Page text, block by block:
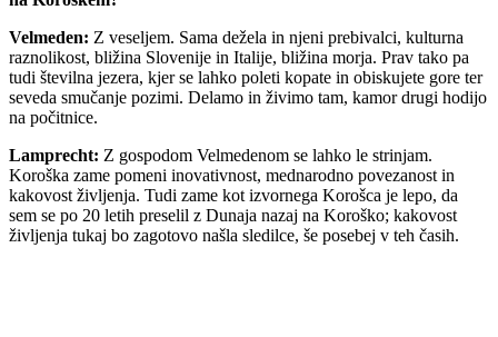
Velmeden: Z veseljem. Sama dežela in njeni prebivalci, kulturna
raznolikost, bližina Slovenije in Italije, bližina morja. Prav tako pa
tudi številna jezera, kjer se lahko poleti kopate in obiskujete gore ter
seveda smučanje pozimi. Delamo in živimo tam, kamor drugi hodijo
na počitnice.
Lamprecht: Z gospodom Velmedenom se lahko le strinjam.
Koroška zame pomeni inovativnost, mednarodno povezanost in
kakovost življenja. Tudi zame kot izvornega Korošca je lepo, da
sem se po 20 letih preselil z Dunaja nazaj na Koroško; kakovost
življenja tukaj bo zagotovo našla sledilce, še posebej v teh časih.